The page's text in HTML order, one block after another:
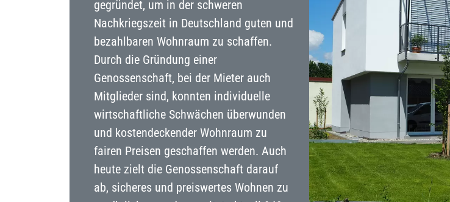
gegründet, um in der schweren
Nachkriegszeit in Deutschland guten und
bezahlbaren Wohnraum zu schaffen.
Durch die Gründung einer
Genossenschaft, bei der Mieter auch
Mitglieder sind, konnten individuelle
wirtschaftliche Schwächen überwunden
und kostendeckender Wohnraum zu
fairen Preisen geschaffen werden. Auch
heute zielt die Genossenschaft darauf
ab, sicheres und preiswertes Wohnen zu